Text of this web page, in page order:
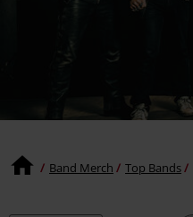
Band Merch Top Bands